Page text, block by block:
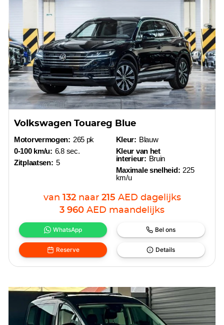
Volkswagen Touareg Blue
Motorvermogen: 265 pk
0-100 km/u: 6.8 sec.
Zitplaatsen: 5
Kleur: Blauw
Kleur van het
interieur: Bruin
Maximale snelheid: 225
km/u
van 132 naar 215 AED dagelijks
3 960 AED maandelijks
WhatsApp Bel ons
Reserve Details